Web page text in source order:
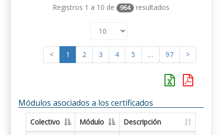
Registros 1 a 10 de 964 resultados
< 1 2 3 4 5 … 97 >
Módulos asociados a los certificados
Colectivo Módulo
Descripción